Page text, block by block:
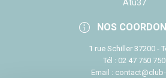
Atu37
NOS
1 rue Schiller 37200 -
Tél : 02 47 750 750
Email :